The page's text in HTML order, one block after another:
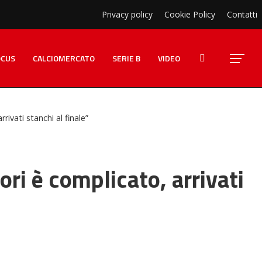
Privacy policy Cookie Policy Contatti
CALCIOMERCATO SERIE B VIDEO
stanchi al finale”
è complicato, arrivati